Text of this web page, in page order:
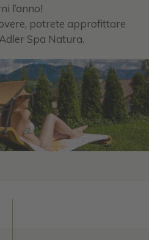
l’anno!
potrete approfittare
Spa Natura.